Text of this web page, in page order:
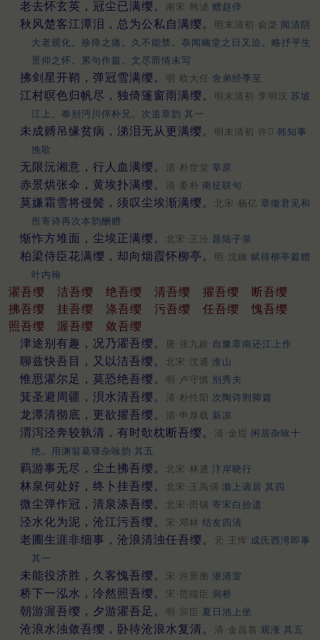
老去怀玄英，冠尘已满缨。 南宋·韩淲 赠赵倅
秋风楚客江潭泪，总为公私自满缨。 明末清初·俞棨 闻清阴
大老观化。殄瘁之痛。久不能禁。恭闻幽堂之日又迫。略抒平生
景仰之怀。累句作篇。文尽而情未写
拂剑星开鞘，弹冠雪满缨。 明·欧大任 舍弟经季至
江村暝色归帆尽，独倚篷窗雨满缨。 明末清初·李明汉 苏坡
江上。奉别沔川倅朴兄。次道章韵 其一
未成赙吊缘贫病，涕泪无从更满缨。 明末清初·许𥛚 韩知事
挽歌
无限沅湘意，行人血满缨。 清·朴世堂 草原
赤景烘张伞，黄埃扑满缨。 清·姜朴 南征联句
莫嫌霜雪将侵鬓，须叹尘埃渐满缨。 北宋·杨亿 章徵君见和
所寄诗再次本韵酬赠
惭怍方堆面，尘埃正满缨。 北宋·王汾 题陆子泉
柏梁侍臣花满缨，却向烟霞怀柳亭。 明·沈鍊 赋得柳亭篇赠
叶内翰
濯吾缨 洁吾缨 绝吾缨 清吾缨 擢吾缨
断吾缨
拂吾缨
挂吾缨 涤吾缨 污吾缨 任吾缨
愧吾缨
照吾缨
渥吾缨
敛吾缨
津途别有趣，况乃濯吾缨。
唐·张九龄 自豫章南还江上作
聊兹快吾目，又以洁吾缨。 北宋·沈遘 淮山
惟思濯尔足，莫恐绝吾缨。 明·卢守慎 别秀夫
箕圣避周疆，浿水清吾缨。 清·朴性阳 次陶诗荆卿篇
龙潭清彻底，更欲擢吾缨。 清·申厚载 新凉
渭泻泾奔较孰清，有时欹枕断吾缨。 清·金熤 闲居杂咏十
绝。用渊翁葛驿杂咏韵 其五
羁游事无尽，尘土拂吾缨。 北宋·林逋 汴岸晓行
林泉何处好，终卜挂吾缨。 北宋·王禹偁 滁上谪居 其四
微尘弹作冠，清泉涤吾缨。 北宋·田锡 寄宋白拾遗
泾水化为泥，沧江污吾缨。 宋·邓林 结友四清
老圃生涯非细事，沧浪清浊任吾缨。 元·王恽 成氏西湾即事
其一
未能役济胜，久客愧吾缨。 宋·许景衡 潜清室
桥下一泓水，泠然照吾缨。 宋·范端臣 洞桥
朝游渥吾缨，夕游濯吾足。 明·宗臣 夏日池上坐
沧浪水浊敛吾缨，卧待沧浪水复清。 清·金昌翕 观涨 其五